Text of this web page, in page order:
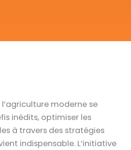
moderne se
inédits, optimiser les
à travers des stratégies
indispensable. L’initiative